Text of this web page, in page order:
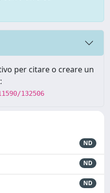
per citare o creare un
132506
ND
ND
ND